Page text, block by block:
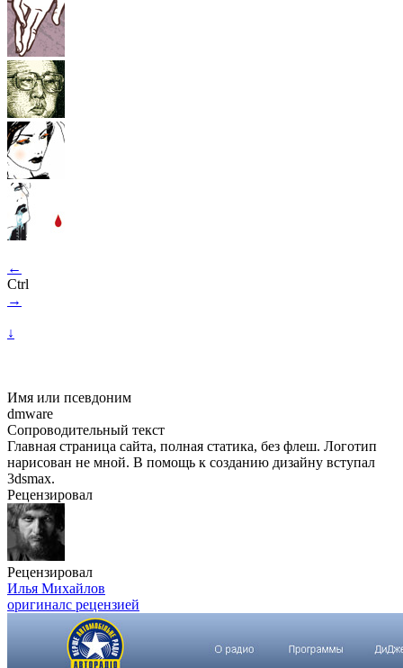
←
Ctrl
→
↓
Имя или псевдоним
dmware
Сопроводительный текст
Главная страница сайта, полная статика, без флеш. Логотип
нарисован не мной. В помощь к созданию дизайну вступал
3dsmax.
Рецензировал
Рецензировал
Илья Михайлов
оригиналс рецензией